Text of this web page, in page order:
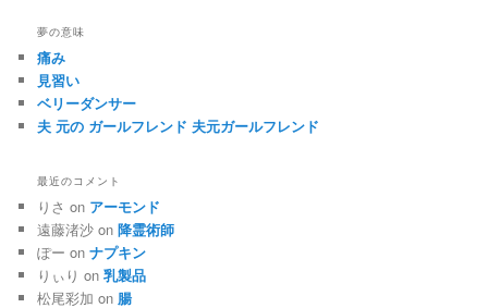
夢の意味
痛み
見習い
ベリーダンサー
夫 元の ガールフレンド 夫元ガールフレンド
最近のコメント
りさ on アーモンド
遠藤渚沙 on降霊術師
ぽー onナプキン
りぃり on乳製品
松尾彩加 on 腸